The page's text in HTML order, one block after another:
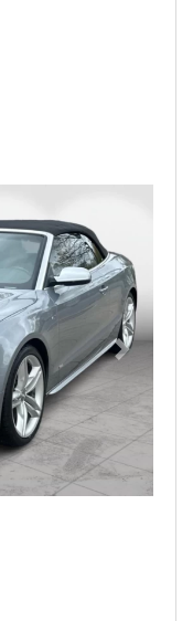
Next